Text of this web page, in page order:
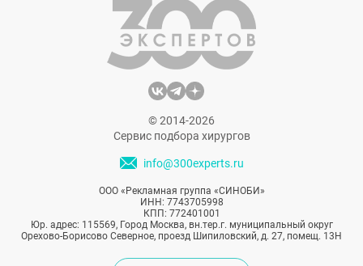
© 2014-2026
Сервис подбора хирургов
info@300experts.ru
ООО «Рекламная группа «СИНОБИ»
ИНН: 7743705998
КПП: 772401001
Юр. адрес: 115569, Город Москва, вн.тер.г. муниципальный округ
Орехово-Борисово Северное, проезд Шипиловский, д. 27, помещ. 13Н